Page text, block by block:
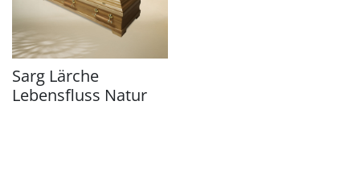
Sarg Lärche
Lebensfluss Natur